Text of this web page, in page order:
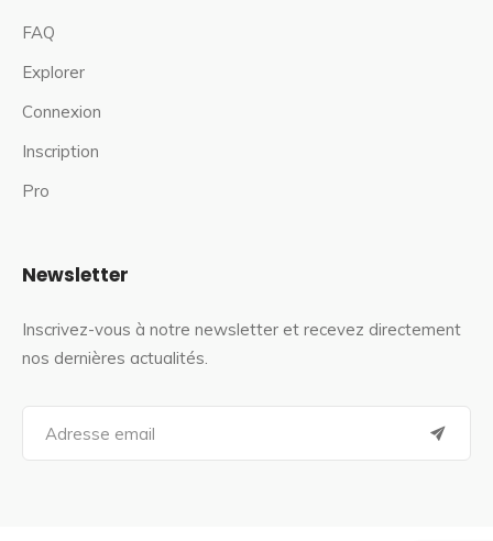
FAQ
Explorer
Connexion
Inscription
Pro
Newsletter
Inscrivez-vous à notre newsletter et recevez directement
nos dernières actualités.
a